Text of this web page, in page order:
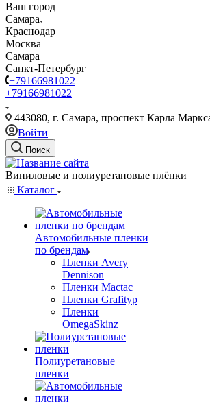
Ваш город
Самара
Краснодар
Москва
Самара
Санкт-Петербург
+79166981022
+79166981022
443080, г. Самара, проспект Карла
Войти
Поиск
Виниловые и полиуретановые плёнки
Каталог
Автомобильные пленки
по брендам
Пленки Avery
Dennison
Пленки Mactac
Пленки Grafityp
Пленки
OmegaSkinz
Полиуретановые
пленки